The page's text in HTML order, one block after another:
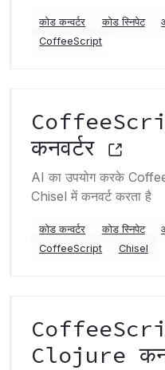
कोड कन्वर्टर कोड स्निपेट
CoffeeScript
कनवर्टर
AI का उपयोग करके
Chisel में कनवर्ट करता है
कोड कन्वर्टर कोड स्निपेट
CoffeeScript
Chisel
Clojure